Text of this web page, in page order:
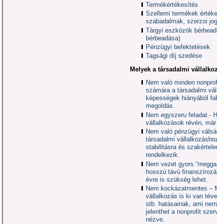
Termékértékesítés
Szellemi termékek
szabadalmak, szerzoi
Tárgyi eszközök
bérbeadása)
Pénzügyi befektetések
Tagsági díj szedése
Melyek a társadalmi
Nem való minden
számára a társadalmi
képességek hiányából
megoldás.
Nem egyszeru feladat -
vállalkozások révén,
Nem való pénzügyi
társadalmi
stabilitásra és
rendelkezik.
Nem vezet gyors
hosszú távú
évre is szükség lehet.
Nem kockázatmentes –
vállalkozás is ki van
stb. hatásainak, ami
jelenthet a nonprofit
nézve.